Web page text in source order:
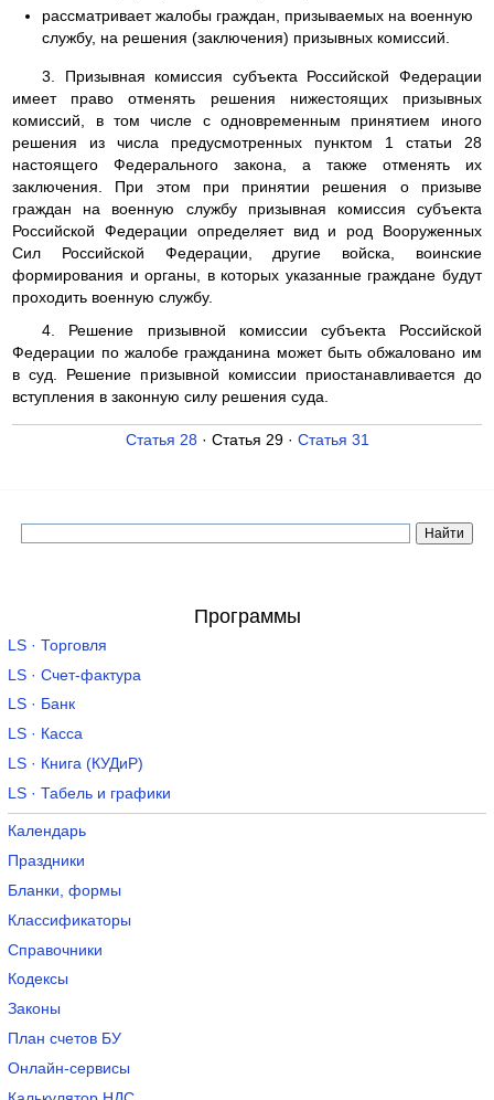
рассматривает жалобы граждан, призываемых на военную
службу, на решения (заключения) призывных комиссий.
3. Призывная комиссия субъекта Российской Федерации
имеет право отменять решения нижестоящих призывных
комиссий, в том числе с одновременным принятием иного
решения из числа предусмотренных пунктом 1 статьи 28
настоящего Федерального закона, а также отменять их
заключения. При этом при принятии решения о призыве
граждан на военную службу призывная комиссия субъекта
Российской Федерации определяет вид и род Вооруженных
Сил Российской Федерации, другие войска, воинские
формирования и органы, в которых указанные граждане будут
проходить военную службу.
4. Решение призывной комиссии субъекта Российской
Федерации по жалобе гражданина может быть обжаловано им
в суд. Решение призывной комиссии приостанавливается до
вступления в законную силу решения суда.
Статья 28 · Статья 29 · Статья 31
Программы
LS · Торговля
LS · Счет-фактура
LS · Банк
LS · Касса
LS · Книга (КУДиР)
LS · Табель и графики
Календарь
Праздники
Бланки, формы
Классификаторы
Справочники
Кодексы
Законы
План счетов БУ
Онлайн-сервисы